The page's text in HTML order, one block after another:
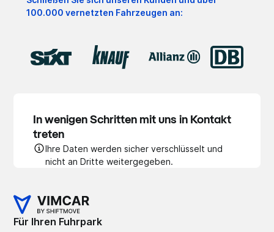
100.000 vernetzten Fahrzeugen an:
In wenigen Schritten mit uns in Kontakt
treten
Ihre Daten werden sicher verschlüsselt und
nicht an Dritte weitergegeben.
Für Ihren Fuhrpark